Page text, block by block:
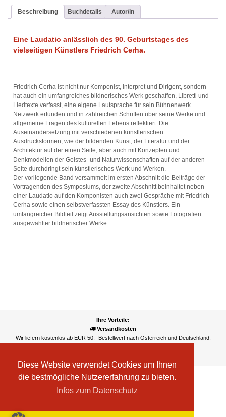
Diese Website verwendet Cookies um Ihnen
die bestmögliche Nutzererfahrung zu bieten.
Infos zum Datenschutz
Beschreibung Buchdetails Autor/in
Eine Laudatio anlässlich des 90. Geburtstages des
vielseitigen Künstlers Friedrich Cerha.
Friedrich Cerha ist nicht nur Komponist, Interpret und Dirigent, sondern
hat auch ein umfangreiches bildnerisches Werk geschaffen, Libretti und
Liedtexte verfasst, eine eigene Lautsprache für sein Bühnenwerk
Netzwerk erfunden und in zahlreichen Schriften über seine Werke und
allgemeine Fragen des kulturellen Lebens reflektiert. Die
Auseinandersetzung mit verschiedenen künstlerischen
Ausdrucksformen, wie der bildenden Kunst, der Literatur und der
Architektur auf der einen Seite, aber auch mit Konzepten und
Denkmodellen der Geistes- und Naturwissenschaften auf der anderen
Seite durchdringt sein künstlerisches Werk und Werken.
Der vorliegende Band versammelt im ersten Abschnitt die Beiträge der
Vortragenden des Symposiums, der zweite Abschnitt beinhaltet neben
einer Laudatio auf den Komponisten auch zwei Gespräche mit Friedrich
Cerha sowie einen selbstverfassten Essay des Künstlers. Ein
umfangreicher Bildteil zeigt Ausstellungsansichten sowie Fotografien
ausgewählter bildnerischer Werke.
Ihre Vorteile:
Versandkosten
Wir liefern kostenlos ab EUR 50,- Bestellwert nach Österreich und Deutschland.